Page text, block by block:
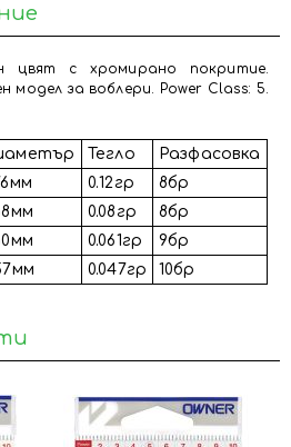
цвят с хромирано покритие.
модел за воблери. Power Class: 5.
Тегло
Разфасовка
0.12гр
8бр
0.08гр
8бр
0.061гр
9бр
0.047гр 10бр